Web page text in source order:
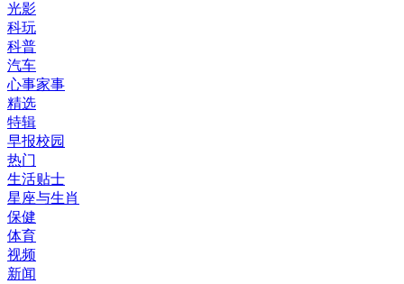
光影
科玩
科普
汽车
心事家事
精选
特辑
早报校园
热门
生活贴士
星座与生肖
保健
体育
视频
新闻